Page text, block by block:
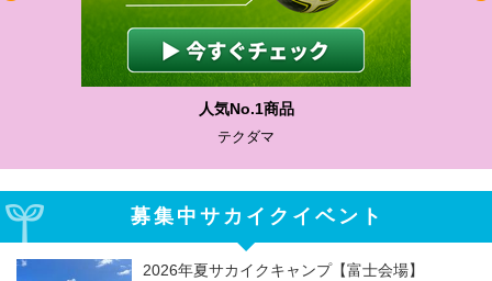
人気No.1商品
テクダマ
募集中サカイクイベント
2026年夏サカイクキャンプ【富士会場】